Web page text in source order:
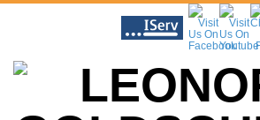
content